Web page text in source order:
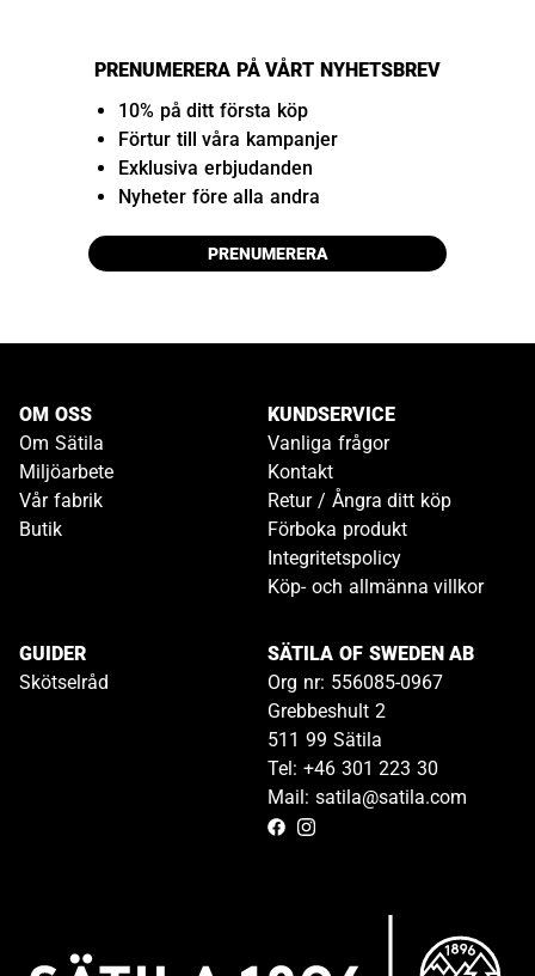
PRENUMERERA PÅ VÅRT NYHETSBREV
10% på ditt första köp
Förtur till våra kampanjer
Exklusiva erbjudanden
Nyheter före alla andra
PRENUMERERA
OM OSS
Om Sätila
Miljöarbete
Vår fabrik
Butik
KUNDSERVICE
Vanliga frågor
Kontakt
Retur / Ångra ditt köp
Förboka produkt
Integritetspolicy
Köp- och allmänna villkor
GUIDER
Skötselråd
SÄTILA OF SWEDEN AB
Org nr: 556085-0967
Grebbeshult 2
511 99 Sätila
Tel: +46 301 223 30
Mail: satila@satila.com